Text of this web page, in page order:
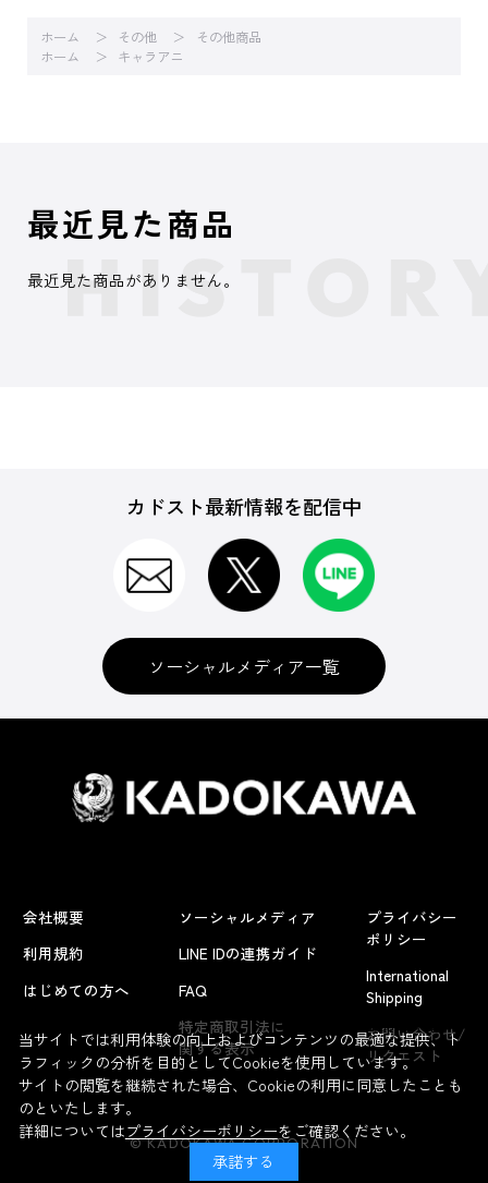
ホーム その他
その他商品
ホーム
キャラアニ
よくあるお問い合わせ
最近見た商品
最近見た商品がありません。
カドスト最新情報を配信中
ソーシャルメディア一覧
会社概要
利用規約
はじめての方へ
ソーシャルメディア
LINE IDの連携ガイド
FAQ
特定商取引法に
関する表示
プライバシー
ポリシー
International
Shipping
お問い合わせ/
リクエスト
© KADOKAWA CORPORATION
当サイトでは利用体験の向上およびコンテンツの最適な提供、ト
ラフィックの分析を目的としてCookieを使用しています。
サイトの閲覧を継続された場合、Cookieの利用に同意したことも
のといたします。
詳細についてはプライバシーポリシーをご確認ください。
承諾する